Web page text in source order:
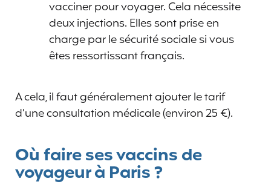
vacciner pour voyager. Cela nécessite
deux injections. Elles sont prise en
charge par le sécurité sociale si vous
êtes ressortissant français.
A cela, il faut généralement ajouter le tarif
d’une consultation médicale (environ 25 €).
Où faire ses vaccins de
voyageur à Paris ?